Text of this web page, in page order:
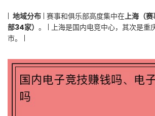
️ 地域分布 | 赛事和俱乐部高度集中在上海（
部34家） 。 | 上海是国内电竞中心，其次是重
市。 |